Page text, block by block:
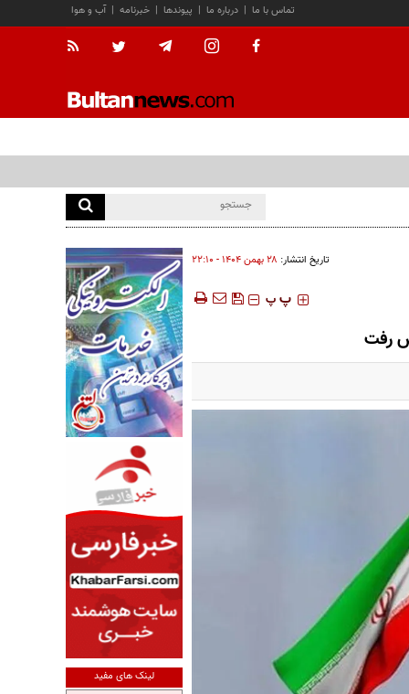
آب و هوا | خبرنامه | پیوندها | درباره ما | تماس با ما
تاریخ انتشار: ۲۸ بهمن ۱۴۰۴ - ۲۲:۱۰
‍‍‍ پ پ
رفت
لینک های مفید